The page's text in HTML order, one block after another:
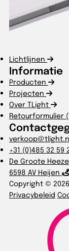
Lichtlijnen
Informatie
Producten
Projecten
Over TLight
Retourformulier
+31 (0)485 32 59
De Groote
6598 AV Heijen
Copyright ©
Privacybeleid